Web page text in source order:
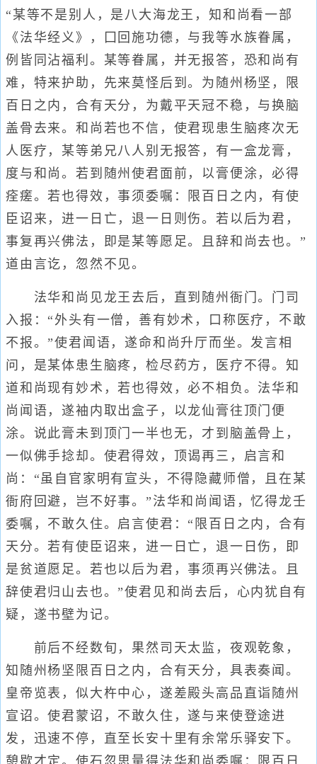
“某等不是别人，是八大海龙王，知和尚看一部
《法华经义》，囗回施功德，与我等水族眷属，
例皆同沾福利。某等眷属，并无报答，恐和尚有
难，特来护助，先来莫怪后到。为随州杨坚，限
百日之内，合有天分，为戴平天冠不稳，与换脑
盖骨去来。和尚若也不信，使君现患生脑疼次无
人医疗，某等弟兄八人别无报答，有一盒龙膏，
度与和尚。若到随州使君面前，以膏便涂，必得
痊瘥。若也得效，事须委嘱：限百日之内，有使
臣诏来，进一日亡，退一日则伤。若以后为君，
事复再兴佛法，即是某等愿足。且辞和尚去也。”
道由言讫，忽然不见。
法华和尚见龙王去后，直到随州衙门。门司
入报：“外头有一僧，善有妙术，口称医疗，不敢
不报。”使君闻语，遂命和尚升厅而坐。发言相
问，是某体患生脑疼，检尽药方，医疗不得。知
道和尚现有妙术，若也得效，必不相负。法华和
尚闻语，遂袖内取出盒子，以龙仙膏往顶门便
涂。说此膏未到顶门一半也无，才到脑盖骨上，
一似佛手捻却。使君得效，顶谒再三，启言和
尚：“虽自官家明有宣头，不得隐藏师僧，且在某
衙府回避，岂不好事。”法华和尚闻语，忆得龙壬
委嘱，不敢久住。启言使君：“限百日之内，合有
天分。若有使臣诏来，进一日亡，退一日伤，即
是贫道愿足。若也以后为君，事须再兴佛法。且
辞使君归山去也。”使君见和尚去后，心内犹自有
疑，遂书壁为记。
前后不经数旬，果然司天太监，夜观乾象，
知随州杨坚限百日之内，合有天分，具表奏闻。
皇帝览表，似大杵中心，遂差殿头高品直诣随州
宣诏。使君蒙诏，不敢久住，遂与来使登途进
发，迅速不停，直至长安十里有余常乐驿安下。
憩歇才定。使石忽思量得法华和尚委嘱：限百日